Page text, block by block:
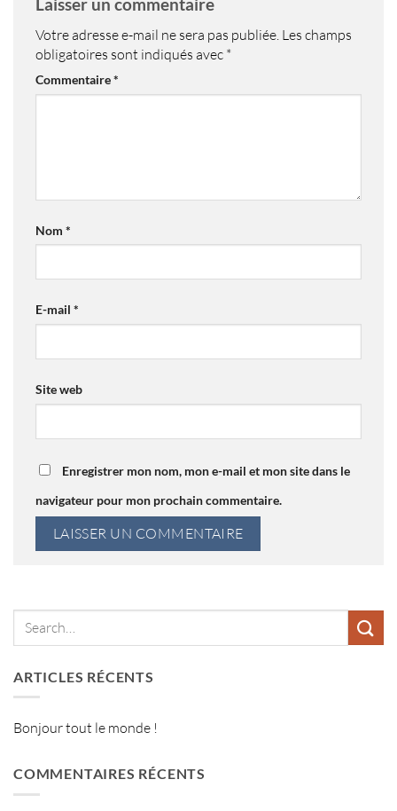
Laisser un commentaire
Votre adresse e-mail ne sera pas publiée. Les champs
obligatoires sont indiqués avec *
Commentaire*
Nom *
E-mail *
Site web
Enregistrer mon nom, mon e-mail et mon site dans le
navigateur pour mon prochain commentaire.
ARTICLES RÉCENTS
Bonjour tout le monde !
COMMENTAIRES RÉCENTS